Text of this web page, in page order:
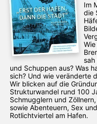
Im
die
und Schuppen aus? Was
sich? Und wie veränderte
Wir blicken auf die
Strukturwandel rund 100
Schmugglern und
sowie Abenteuern, Sex
Rotlichtviertel am Hafen.